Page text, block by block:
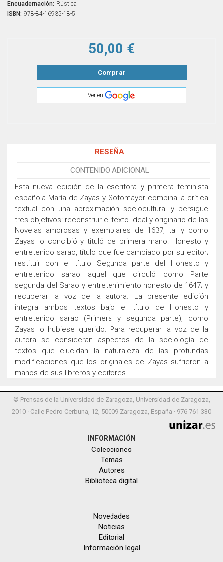
Encuadernación: Rústica
ISBN: 978-84-16935-18-5
50,00 €
Comprar
Ver en
RESEÑA
CONTENIDO ADICIONAL
Esta nueva edición de la escritora y primera feminista
española María de Zayas y Sotomayor combina la crítica
textual con una aproximación sociocultural y persigue
tres objetivos: reconstruir el texto ideal y originario de las
Novelas amorosas y exemplares de 1637, tal y como
Zayas lo concibió y tituló de primera mano: Honesto y
entretenido sarao, título que fue cambiado por su editor;
restituir con el título Segunda parte del Honesto y
entretenido sarao aquel que circuló como Parte
segunda del Sarao y entretenimiento honesto de 1647; y
recuperar la voz de la autora. La presente edición
integra ambos textos bajo el título de Honesto y
entretenido sarao (Primera y segunda parte), como
Zayas lo hubiese querido. Para recuperar la voz de la
autora se consideran aspectos de la sociología de
textos que elucidan la naturaleza de las profundas
modificaciones que los originales de Zayas sufrieron a
manos de sus libreros y editores.
© Prensas de la Universidad de Zaragoza, Universidad de Zaragoza,
2010 · Calle Pedro Cerbuna, 12, 50009 Zaragoza, España · 976 761 330
INFORMACIÓN
Colecciones
Temas
Autores
Biblioteca digital
Novedades
Noticias
Editorial
Información legal